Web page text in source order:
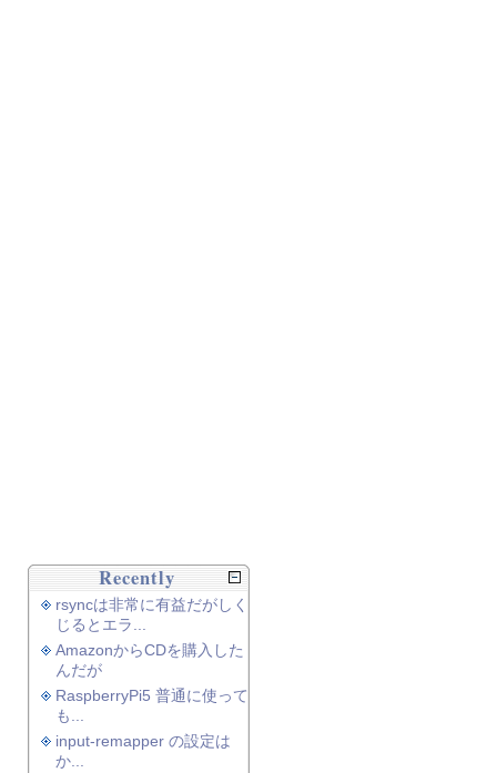
Recently
rsyncは非常に有益だがしく
じるとエラ...
AmazonからCDを購入した
んだが
RaspberryPi5 普通に使って
も...
input-remapper の設定は
か...